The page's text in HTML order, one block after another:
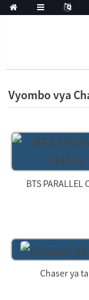
Vyombo vya
BTS PARALLEL
Chaser ya